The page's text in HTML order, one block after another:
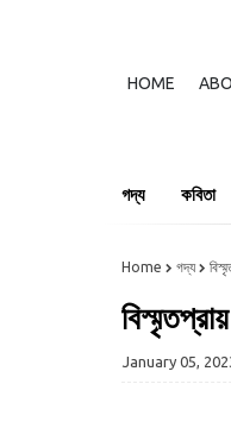
HOME
গদ্য কবিতা
Home গদ্য
January 05,